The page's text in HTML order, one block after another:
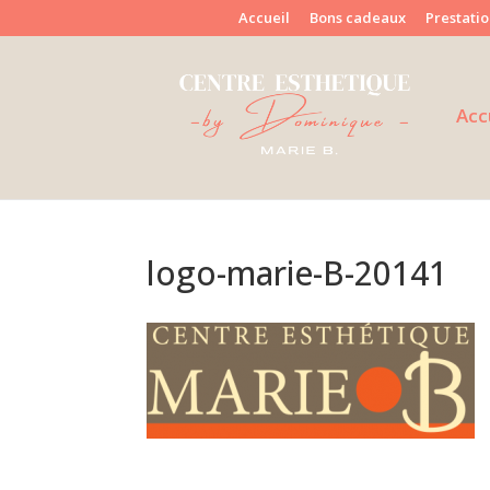
Accueil Bons cadeaux
logo-marie-B-20141